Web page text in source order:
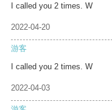
I called you 2 times. W
2022-04-20
游客
I called you 2 times. W
2022-04-03